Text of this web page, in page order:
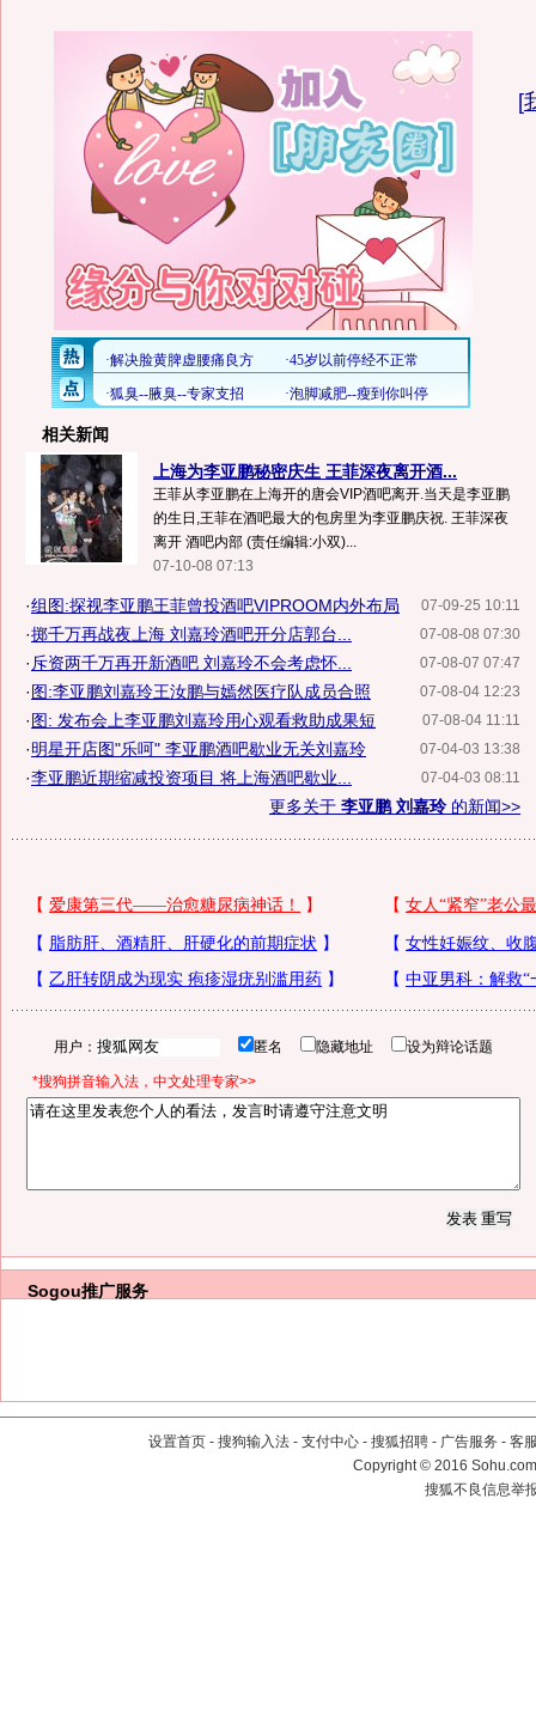
[
相关新闻
上海为李亚鹏秘密庆生 王菲深夜离开酒...
王菲从李亚鹏在上海开的唐会VIP酒吧离开.当天是李亚鹏
的生日,王菲在酒吧最大的包房里为李亚鹏庆祝. 王菲深夜
离开 酒吧内部 (责任编辑:小双)...
07-10-08 07:13
07-09-25 10:11
·组图:探视李亚鹏王菲曾投酒吧VIPROOM内外布局
07-08-08 07:30
·掷千万再战夜上海 刘嘉玲酒吧开分店郭台...
07-08-07 07:47
· 斥资两千万再开新酒吧 刘嘉玲不会考虑怀...
07-08-04 12:23
·图:李亚鹏刘嘉玲王汝鹏与嫣然医疗队成员合照
07-08-04 11:11
·图: 发布会上李亚鹏刘嘉玲用心观看救助成果短
07-04-03 13:38
·明星开店图"乐呵" 李亚鹏酒吧歇业无关刘嘉玲
07-04-03 08:11
·李亚鹏近期缩减投资项目 将上海酒吧歇业...
更多关于 李亚鹏 刘嘉玲的新闻>>
用户： 匿名 隐藏地址 设为辩论话题
*搜狗拼音输入法，中文处理专家>>
Sogou推广服务
设置首页 - 搜狗输入法 - 支付中心 - 搜狐招聘 - 广告服务 - 客
Copyright©2016
搜狐不良信息举